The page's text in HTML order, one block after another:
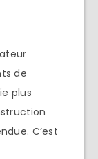
de
plus
C’est